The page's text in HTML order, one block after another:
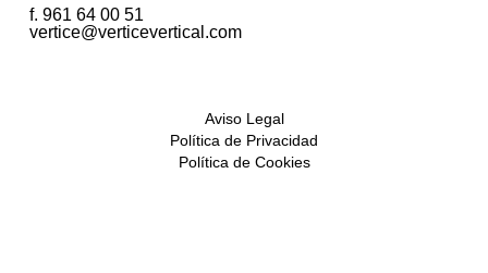
f. 961 64 00 51
vertice@verticevertical.com
Aviso Legal
Política de Privacidad
Política de Cookies